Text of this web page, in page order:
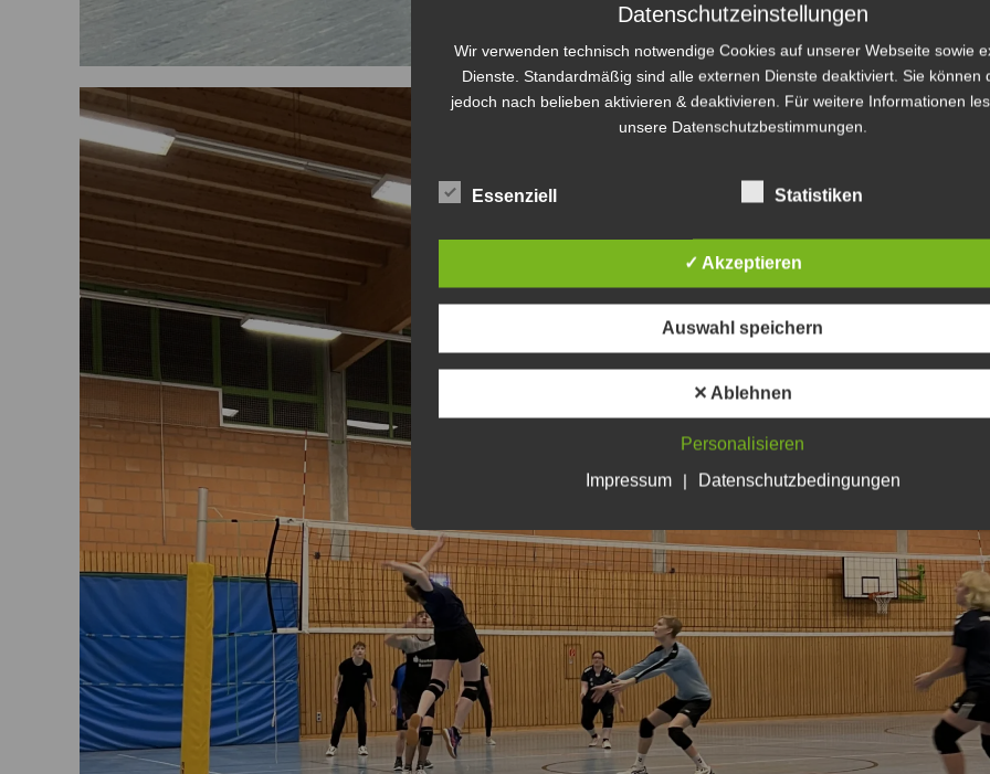
Datenschutzeinstellungen
Wir verwenden technisch notwendige Cookies auf unserer Webseite sowie
Dienste. Standardmäßig sind alle externen Dienste deaktiviert. Sie können
jedoch nach belieben aktivieren & deaktivieren. Für weitere Informationen
unsere Datenschutzbestimmungen.
Essenziell Statistiken
✓ Akzeptieren
Auswahl speichern
✕ Ablehnen
Personalisieren
Impressum
| Datenschutzbedingungen